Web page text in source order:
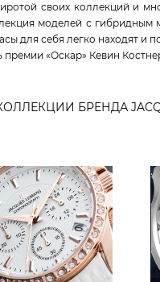
своих коллекций и
моделей с
для себя легко находят и
«Оскар» Кевин
БРЕНДА